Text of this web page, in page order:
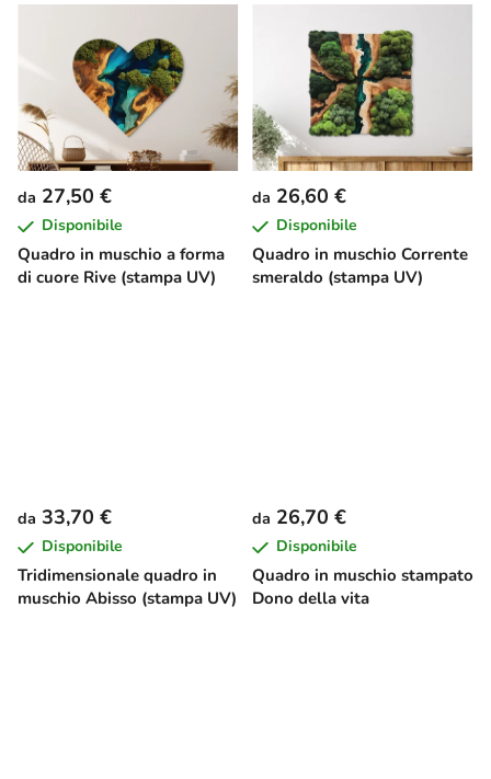
Quadro in muschio a forma
di cuore Rive (stampa UV)
da 27,50 €
Disponibile
Quadro in muschio Corrente
smeraldo (stampa UV)
da 26,60 €
Disponibile
Tridimensionale quadro in
muschio Abisso (stampa UV)
da 33,70 €
Disponibile
Quadro in muschio stampato
Dono della vita
da 26,70 €
Disponibile